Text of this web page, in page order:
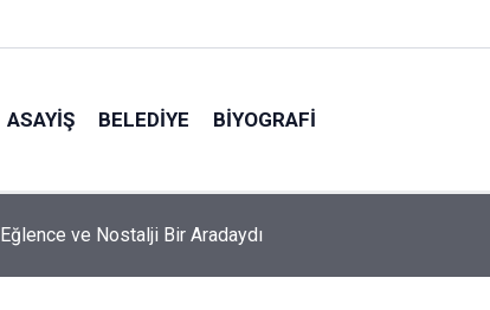
ASAYIŞ BELEDIYE BIYOGRAFI
ve Nostalji Bir Aradaydı